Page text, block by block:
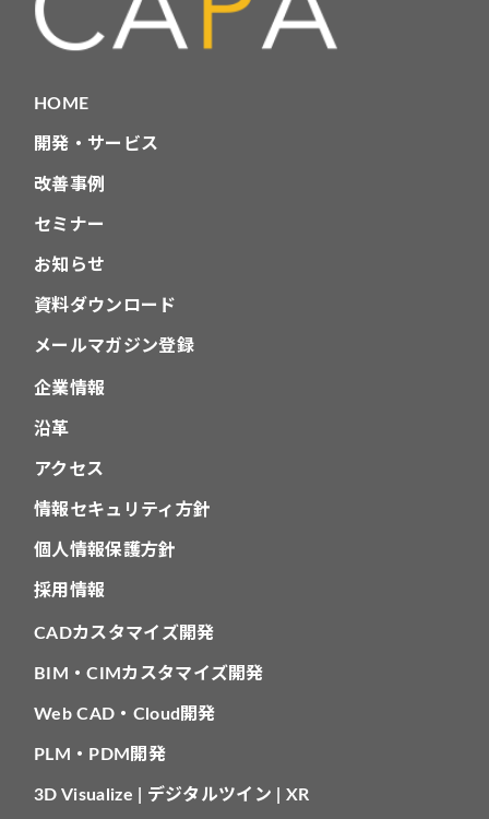
シ
ンHOME
開発・サービス
改善事例
セミナー
お知らせ
資料ダウンロード
メールマガジン登録
企業情報
沿革
アクセス
情報セキュリティ方針
個人情報保護方針
採用情報
CADカスタマイズ開発
BIM・CIMカスタマイズ開発
Web CAD・Cloud開発
PLM・PDM開発
3D Visualize | デジタルツイン | XR